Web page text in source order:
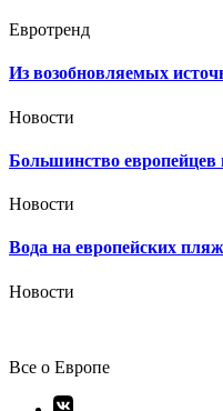
Евротренд
Из возобновляемых
Новости
Большинство европейцев
Новости
Вода на европейских
Новости
Все о Европе
Элемент